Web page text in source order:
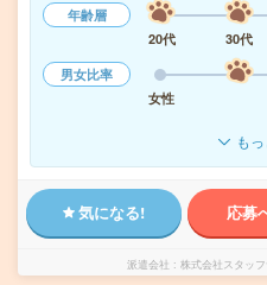
年齢層
20代
30代
男女比率
女性
も
気になる! 応募
派遣会社 株式会社スタッ